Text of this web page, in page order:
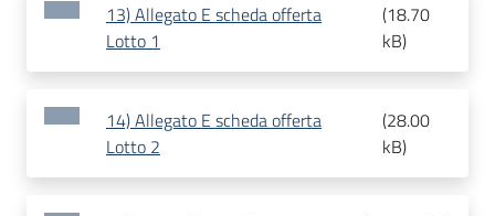
13) Allegato E scheda offerta
Lotto 1
(18.70
kB)
14) Allegato E scheda offerta
Lotto 2
(28.00
kB)